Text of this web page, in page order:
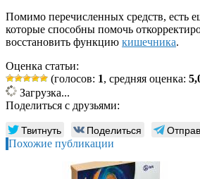
Помимо перечисленных средств, есть
которые способны помочь
восстановить функцию кишечника.
Оценка статьи:
(голосов: 1, средняя оценка:
Загрузка...
Поделиться с друзьями:
Твитнуть Поделиться
Похожие публикации